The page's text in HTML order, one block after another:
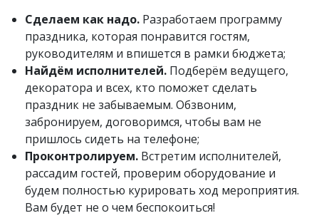
Сделаем как надо. Разработаем программу
праздника, которая понравится гостям,
руководителям и впишется в рамки бюджета;
Найдём исполнителей. Подберём ведущего,
декоратора и всех, кто поможет сделать
праздник не забываемым. Обзвоним,
забронируем, договоримся, чтобы вам не
пришлось сидеть на телефоне;
Проконтролируем. Встретим исполнителей,
рассадим гостей, проверим оборудование и
будем полностью курировать ход мероприятия.
Вам будет не о чем беспокоиться!